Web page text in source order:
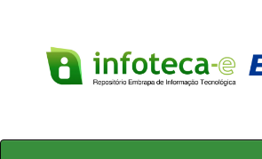
Skip